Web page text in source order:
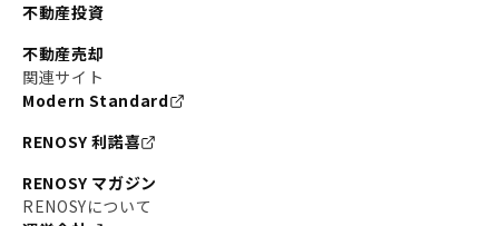
不動産投資
不動産売却
関連サイト
Modern Standard
RENOSY 利諾喜
RENOSY マガジン
RENOSYについて